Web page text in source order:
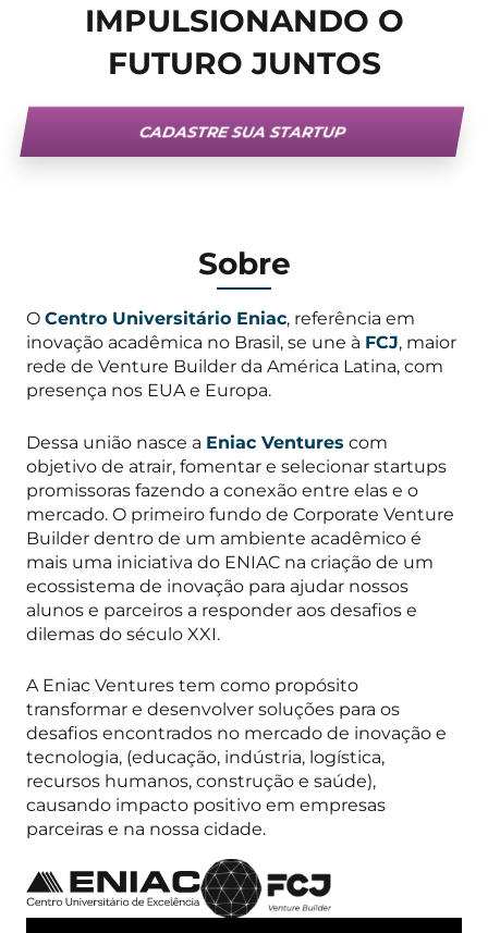
IMPULSIONANDO O
FUTURO JUNTOS
CADASTRE SUA STARTUP
Sobre
O Centro Universitário Eniac, referência em
inovação acadêmica no Brasil, se une à FCJ, maior
rede de Venture Builder da América Latina, com
presença nos EUA e Europa.
Dessa união nasce a Eniac Ventures com
objetivo de atrair, fomentar e selecionar startups
promissoras fazendo a conexão entre elas e o
mercado. O primeiro fundo de Corporate Venture
Builder dentro de um ambiente acadêmico é
mais uma iniciativa do ENIAC na criação de um
ecossistema de inovação para ajudar nossos
alunos e parceiros a responder aos desafios e
dilemas do século XXI.
A Eniac Ventures tem como propósito
transformar e desenvolver soluções para os
desafios encontrados no mercado de inovação e
tecnologia, (educação, indústria, logística,
recursos humanos, construção e saúde),
causando impacto positivo em empresas
parceiras e na nossa cidade.